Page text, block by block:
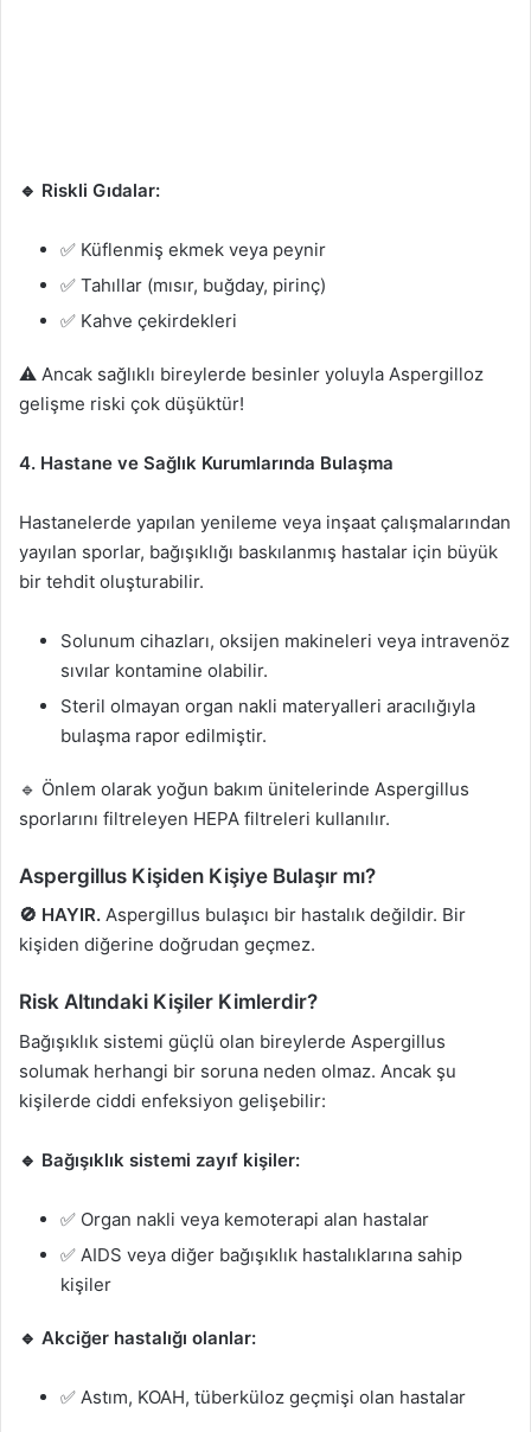
🔹 Riskli Gıdalar:
✅ Küflenmiş ekmek veya peynir
✅ Tahıllar (mısır, buğday, pirinç)
✅ Kahve çekirdekleri
⚠️ Ancak sağlıklı bireylerde besinler yoluyla Aspergilloz
gelişme riski çok düşüktür!
4. Hastane ve Sağlık Kurumlarında Bulaşma
Hastanelerde yapılan yenileme veya inşaat çalışmalarından
yayılan sporlar, bağışıklığı baskılanmış hastalar için büyük
bir tehdit oluşturabilir.
Solunum cihazları, oksijen makineleri veya intravenöz
sıvılar kontamine olabilir.
Steril olmayan organ nakli materyalleri aracılığıyla
bulaşma rapor edilmiştir.
🔹 Önlem olarak yoğun bakım ünitelerinde Aspergillus
sporlarını filtreleyen HEPA filtreleri kullanılır.
Aspergillus Kişiden Kişiye Bulaşır mı?
🚫 HAYIR. Aspergillus bulaşıcı bir hastalık değildir. Bir
kişiden diğerine doğrudan geçmez.
Risk Altındaki Kişiler Kimlerdir?
Bağışıklık sistemi güçlü olan bireylerde Aspergillus
solumak herhangi bir soruna neden olmaz. Ancak şu
kişilerde ciddi enfeksiyon gelişebilir:
🔹 Bağışıklık sistemi zayıf kişiler:
✅ Organ nakli veya kemoterapi alan hastalar
✅ AIDS veya diğer bağışıklık hastalıklarına sahip
kişiler
🔹 Akciğer hastalığı olanlar:
✅ Astım, KOAH, tüberküloz geçmişi olan hastalar